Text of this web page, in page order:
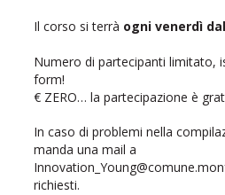
Il corso si terrà ogni venerdì
Numero di partecipanti limitato,
form!
€ ZERO… la partecipazione è
In caso di problemi nella
manda una mail a
richiesti.